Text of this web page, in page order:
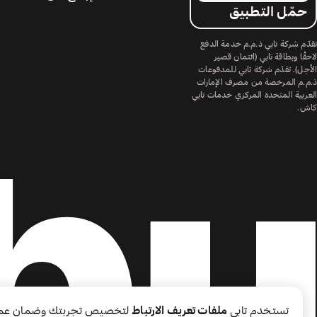
حمّل التطبيق
تقدّم شركة تابي ذ.م.م خدمة الدفع
لاحقًا وبطاقة تابي (ائتمان قصير
الأجل). تقدّم شركة تابي للمدفوعات
ذ.م.م المرخصة من مصرف الإمارات
العربية المتحدة المركزي خدمات تابي
كاش.
تستخدم تابي ملفات تعريف الارتباطلتخصيص تجربتك وضمان